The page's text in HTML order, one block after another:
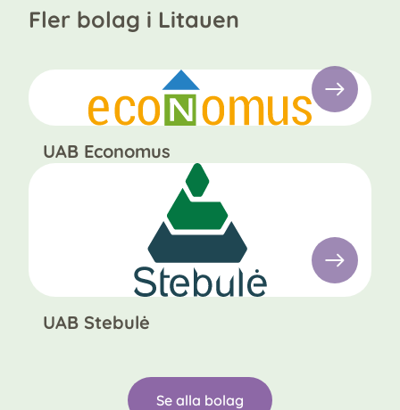
Fler bolag i Litauen
UAB Economus
UAB Stebulė
Se alla bolag